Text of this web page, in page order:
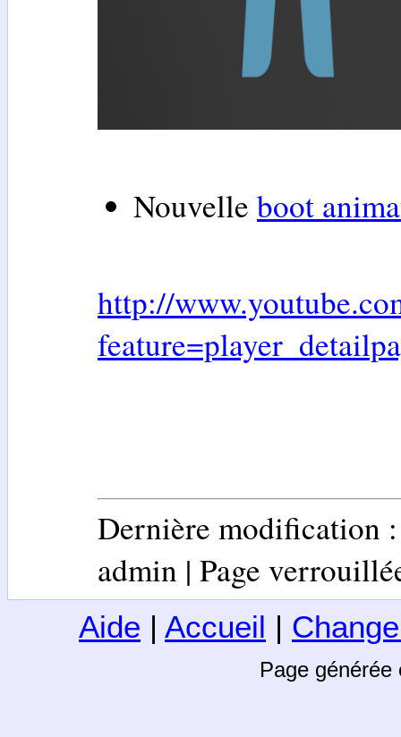
Nouvelle boot
http://
Dernière modification
admin | Page
Aide | Accueil |
Page générée